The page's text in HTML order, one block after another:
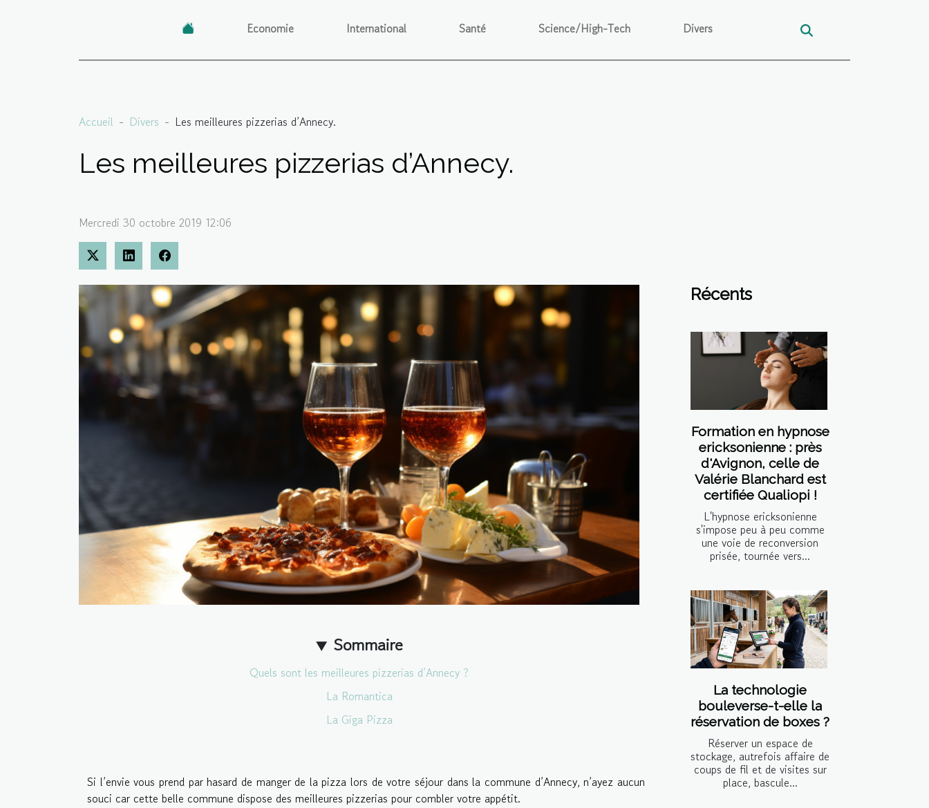
Economie International Santé Science/High-Tech Divers
Accueil Divers Les meilleures pizzerias d’Annecy.
Les meilleures pizzerias d’Annecy.
Mercredi 30 octobre 2019 12:06
Sommaire
Quels sont les meilleures pizzerias d’Annecy ?
La Romantica
La Giga Pizza
Si l’envie vous prend par hasard de manger de la pizza lors de votre séjour dans la commune d’Annecy, n’ayez aucun
souci car cette belle commune dispose des meilleures pizzerias pour combler votre appétit.
Récents
Formation en hypnose
ericksonienne : près
d'Avignon, celle de
Valérie Blanchard est
certifiée Qualiopi !
L'hypnose ericksonienne
s'impose peu à peu comme
une voie de reconversion
prisée, tournée vers...
La technologie
bouleverse-t-elle la
réservation de boxes ?
Réserver un espace de
stockage, autrefois affaire de
coups de fil et de visites sur
place, bascule...